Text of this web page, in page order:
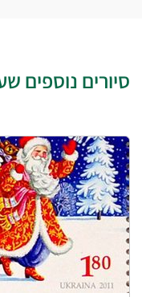
סיורים נוספים